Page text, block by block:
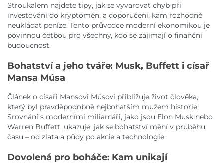
Stroukalem najdete tipy, jak se vyvarovat chyb při
investování do kryptoměn, a doporučení, kam rozhodně
neukládat peníze. Tento průvodce moderní ekonomikou je
povinnou četbou pro všechny, kdo se zajímají o finanční
budoucnost.
Bohatství a jeho tváře: Musk, Buffett i císař
Mansa Músa
Článek o císaři Mansovi Músovi přibližuje život člověka,
který byl pravděpodobně nejbohatším mužem historie.
Srovnání s moderními miliardáři, jako jsou Elon Musk nebo
Warren Buffett, ukazuje, jak se bohatství mění v průběhu
času – od zlata a půdy po akcie a technologie.
Dovolená pro boháče: Kam unikají